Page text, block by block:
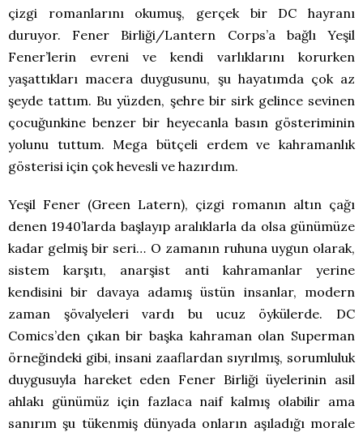
çizgi romanlarını okumuş, gerçek bir DC hayranı
duruyor. Fener Birliği/Lantern Corps’a bağlı Yeşil
Fener’lerin evreni ve kendi varlıklarını korurken
yaşattıkları macera duygusunu, şu hayatımda çok az
şeyde tattım. Bu yüzden, şehre bir sirk gelince sevinen
çocuğunkine benzer bir heyecanla basın gösteriminin
yolunu tuttum. Mega bütçeli erdem ve kahramanlık
gösterisi için çok hevesli ve hazırdım.
Yeşil Fener (Green Latern), çizgi romanın altın çağı
denen 1940’larda başlayıp aralıklarla da olsa günümüze
kadar gelmiş bir seri… O zamanın ruhuna uygun olarak,
sistem karşıtı, anarşist anti kahramanlar yerine
kendisini bir davaya adamış üstün insanlar, modern
zaman şövalyeleri vardı bu ucuz öykülerde. DC
Comics’den çıkan bir başka kahraman olan Superman
örneğindeki gibi, insani zaaflardan sıyrılmış, sorumluluk
duygusuyla hareket eden Fener Birliği üyelerinin asil
ahlakı günümüz için fazlaca naif kalmış olabilir ama
sanırım şu tükenmiş dünyada onların aşıladığı morale